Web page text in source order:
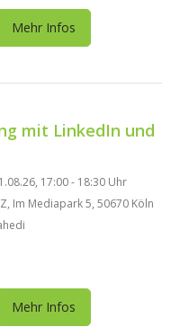
Mehr Infos
mit LinkedIn und
17:00 - 18:30 Uhr
Im Mediapark 5, 50670 Köln
Mehr Infos